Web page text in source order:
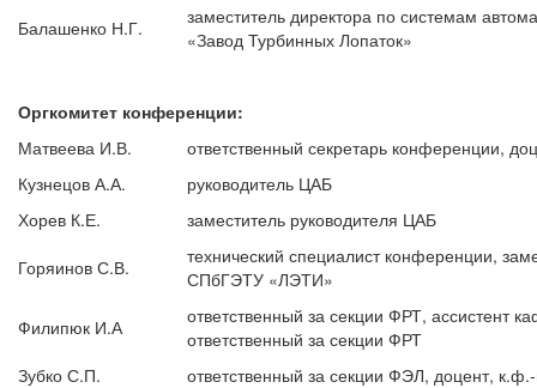
Балашенко Н.Г.
заместитель директора по системам
«Завод Турбинных Лопаток»
Оргкомитет конференции:
Матвеева И.В.
ответственный секретарь конференции,
Кузнецов А.А.
руководитель ЦАБ
Хорев К.Е.
заместитель руководителя ЦАБ
Горяинов С.В.
технический специалист конференции,
СПбГЭТУ «ЛЭТИ»
Филипюк И.А
ответственный за секции ФРТ, ассистент
ответственный за секции ФРТ
Зубко С.П.
ответственный за секции ФЭЛ, доцент,